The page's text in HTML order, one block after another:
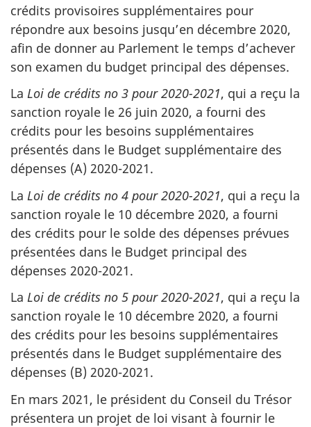
crédits provisoires supplémentaires pour
répondre aux besoins jusqu’en décembre 2020,
afin de donner au Parlement le temps d’achever
son examen du budget principal des dépenses.
La Loi de crédits no 3 pour 2020-2021, qui a reçu la
sanction royale le 26 juin 2020, a fourni des
crédits pour les besoins supplémentaires
présentés dans le Budget supplémentaire des
dépenses (A) 2020-2021.
La Loi de crédits no 4 pour 2020-2021, qui a reçu la
sanction royale le 10 décembre 2020, a fourni
des crédits pour le solde des dépenses prévues
présentées dans le Budget principal des
dépenses 2020-2021.
La Loi de crédits no 5 pour 2020-2021, qui a reçu la
sanction royale le 10 décembre 2020, a fourni
des crédits pour les besoins supplémentaires
présentés dans le Budget supplémentaire des
dépenses (B) 2020-2021.
En mars 2021, le président du Conseil du Trésor
présentera un projet de loi visant à fournir le